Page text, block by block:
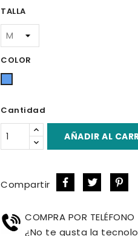
TALLA
COLOR
Cantidad
AÑADIR AL
Compartir
COMPRA POR TELÉFONO
¿No te gusta la